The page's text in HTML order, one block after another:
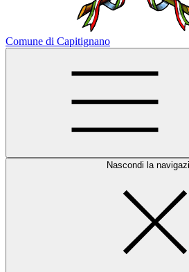
Comune di Capitignano
Nascondi la